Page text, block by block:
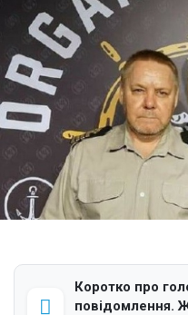
Коротко про
повідомлення.